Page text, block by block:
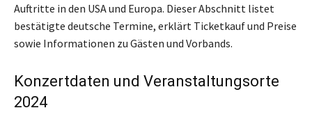
Auftritte in den USA und Europa. Dieser Abschnitt listet
bestätigte deutsche Termine, erklärt Ticketkauf und Preise
sowie Informationen zu Gästen und Vorbands.
Konzertdaten und Veranstaltungsorte
2024